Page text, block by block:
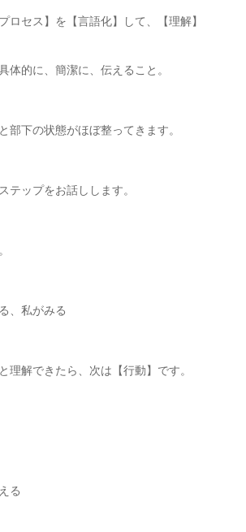
ロセス】を【言語化】して、【理解】
体的に、簡潔に、伝えること。
部下の状態がほぼ整ってきます。
テップをお話しします。
、私がみる
理解できたら、次は【行動】です。
る